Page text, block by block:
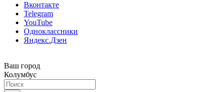
Вконтакте
Telegram
YouTube
Одноклассники
Яндекс.Дзен
Ваш город
Колумбус